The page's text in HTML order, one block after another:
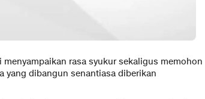
rasa syukur sekaligus memohon
yang dibangun senantiasa diberikan